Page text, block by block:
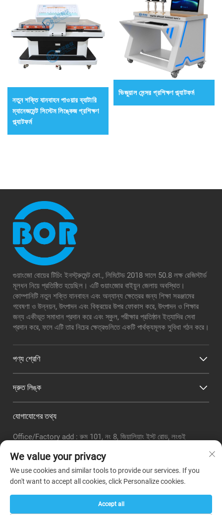
নতুন শক্তি যানবাহন পাওয়ার ব্যাটারি
ম্যানেজমেন্ট সিস্টেম লিঙ্কেজ প্রশিক্ষণ
প্ল্যাটফর্ম
ভিজুয়াল সেন্সর প্রশিক্ষণ প্ল্যাটফর্ম
গুয়াংজো বোয়ের টিচিং ইনস্ট্রুমেন্ট কো., লিমিটেড 2018 সালে 50.8 লক্ষ রেজিস্টার্ড
মূলধন নিয়ে প্রতিষ্ঠিত হয়েছিল। এটি গুয়াংজোর বাইয়ুন জেলায় অবস্থিত।
কোম্পানিটি নতুন শক্তি যানবাহন এবং অন্যান্য ক্ষেত্রের জন্য শিক্ষা সরঞ্জামের
গবেষণা ও উন্নয়ন, উৎপাদন এবং বিক্রয়ের উপর ফোকাস করে, উৎপাদন ও শিক্ষার
জন্য একীভূত সমাধান প্রদান করে এবং স্কুল, পরীক্ষার প্রতিষ্ঠান ইত্যাদির সেবা
প্রদান করে, ফলে এটি তার নিচের ক্ষেত্রগুলিতে একটি পার্থক্যমূলক সুবিধা গঠন করে।
পণ্য শ্রেণি
দ্রুত লিঙ্ক
যোগাযোগের তথ্য
Office/Factory add : রুম 101, নং 8, জিয়ালিয়াং ইস্ট রোড, লংগুই
ইমেইল: [email protected]
টেলিফোনঃ+86-18320351294
+8618320351294
We value your privacy
We use cookies and similar tools to provide our services. If you
don't want to accept all cookies, click Personalize cookies.
Accept all